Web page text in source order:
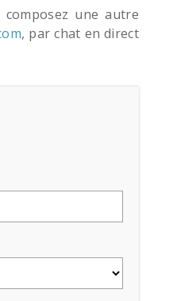
une autre
, par chat en direct